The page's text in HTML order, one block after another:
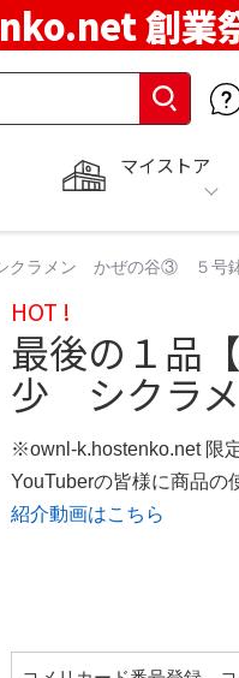
創業
マイストア
クラメン かぜの谷③ ５号鉢
HOT !
最後の１品
少 シクラ
※ownl-k.hostenko.net 限
YouTuberの皆様に商品の
紹介動画はこちら